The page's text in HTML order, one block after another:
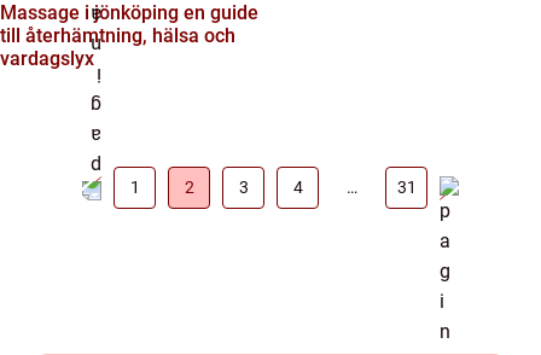
Massage i jönköping en guide
till återhämtning, hälsa och
vardagslyx
1 2 3 4 … 31